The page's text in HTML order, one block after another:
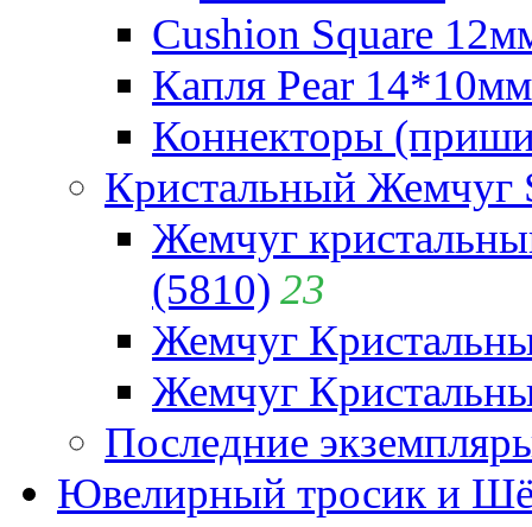
Cushion Square
Капля Pear
Коннекторы
Кристальный Жемчуг
Жемчуг
(5810) 23
Жемчуг
Жемчуг
Последние
Ювелирный тросик и